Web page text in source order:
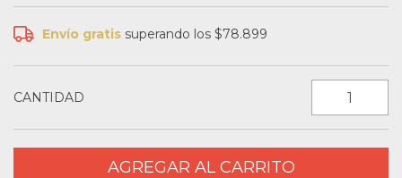
Envío gratis superando los$78.899
CANTIDAD